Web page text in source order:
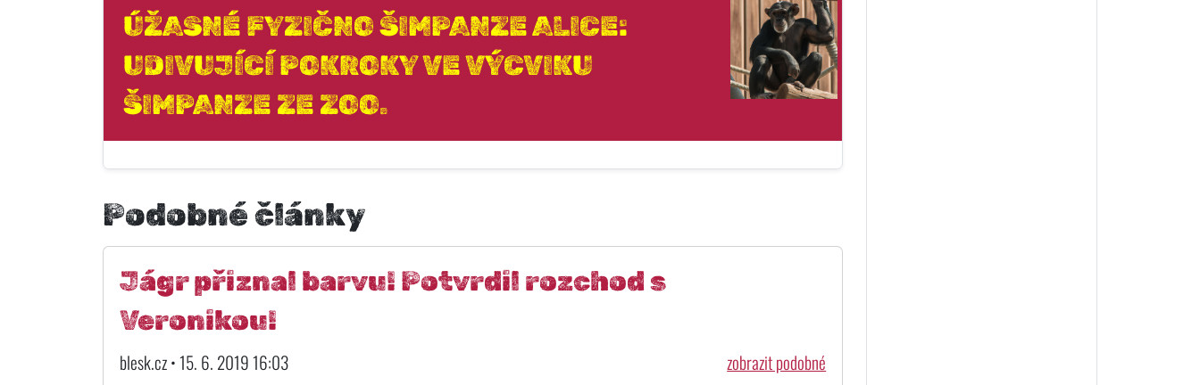
ÚŽASNÉ FYZIČNO ŠIMPANZE ALICE:
UDIVUJÍCÍ POKROKY VE VÝCVIKU
ŠIMPANZE ZE ZOO.
Podobné články
Jágr přiznal barvu! Potvrdil rozchod s
Veronikou!
blesk.cz • 15. 6. 2019 16:03 zobrazit podobné